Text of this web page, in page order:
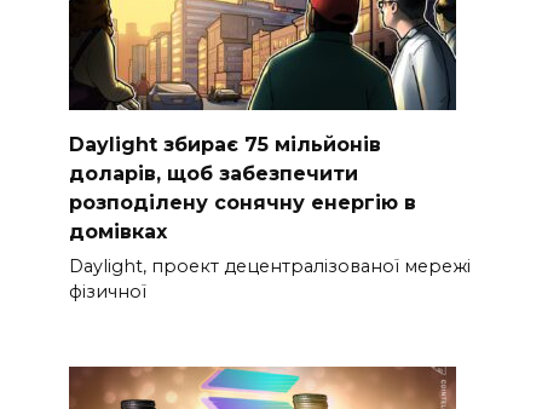
Daylight збирає 75 мільйонів
доларів, щоб забезпечити
розподілену сонячну енергію в
домівках
Daylight, проект децентралізованої мережі
фізичної